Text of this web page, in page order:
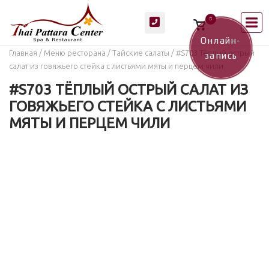
содержанию
Просмотр
корзины
покупок
0
Главная / Меню ресторана / Тайские салаты / #S703 Тёплый острый
салат из говяжьего стейка с листьями мяты и перцем чили
#S703 ТЁПЛЫЙ ОСТРЫЙ САЛАТ ИЗ
ГОВЯЖЬЕГО СТЕЙКА С ЛИСТЬЯМИ
МЯТЫ И ПЕРЦЕМ ЧИЛИ
Онлайн-
запись